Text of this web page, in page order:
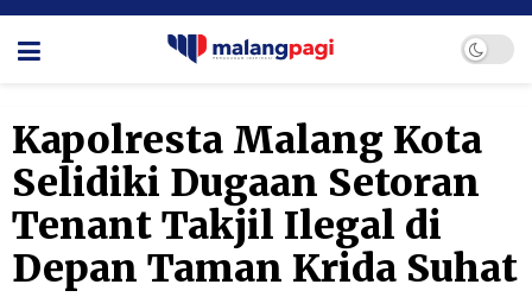
Kapolresta Malang Kota
Selidiki Dugaan Setoran
Tenant Takjil Ilegal di
Depan Taman Krida Suhat